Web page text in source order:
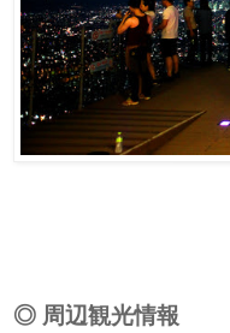
◎ 周辺観光情報